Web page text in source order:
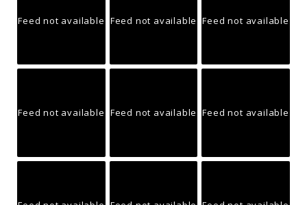
Feed not available Feed not available Feed not available
Feed not available Feed not available Feed not available